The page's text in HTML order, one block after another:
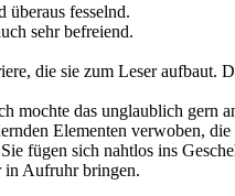
fesselnd.
sehr befreiend.
die sie zum Leser
mochte das unglaublich
Elementen verwoben,
fügen sich nahtlos ins
in Aufruhr bringen.